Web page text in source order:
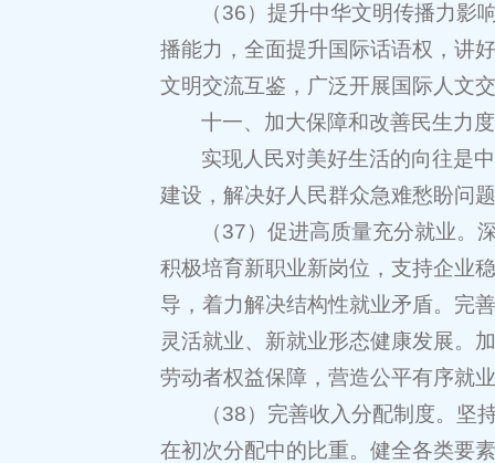
（36）提升中华文明传播力
播能力，全面提升国际话语权，讲
文明交流互鉴，广泛开展国际人文
十一、加大保障和改善民生力
实现人民对美好生活的向往是
建设，解决好人民群众急难愁盼问
（37）促进高质量充分就业
积极培育新职业新岗位，支持企业
导，着力解决结构性就业矛盾。完
灵活就业、新就业形态健康发展。
劳动者权益保障，营造公平有序就
（38）完善收入分配制度。
在初次分配中的比重。健全各类要